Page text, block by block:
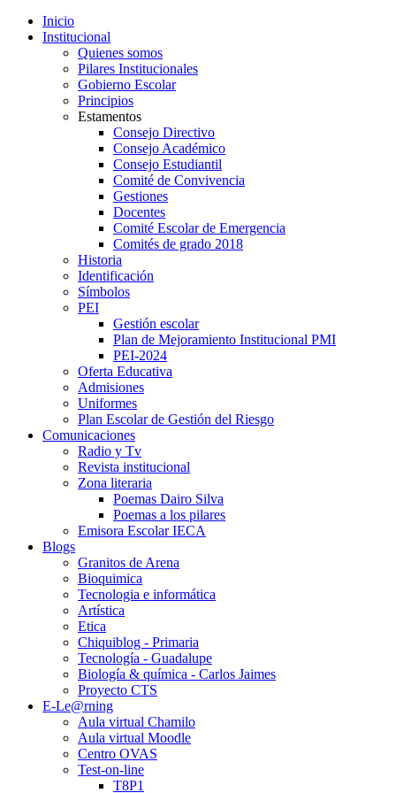
Inicio
Institucional
Quienes somos
Pilares Institucionales
Gobierno Escolar
Principios
Estamentos
Consejo Directivo
Consejo Académico
Consejo Estudiantil
Comité de Convivencia
Gestiones
Docentes
Comité Escolar de Emergencia
Comités de grado 2018
Historia
Identificación
Símbolos
PEI
Gestión escolar
Plan de Mejoramiento Institucional PMI
PEI-2024
Oferta Educativa
Admisiones
Uniformes
Plan Escolar de Gestión del Riesgo
Comunicaciones
Radio y Tv
Revista institucional
Zona literaria
Poemas Dairo Silva
Poemas a los pilares
Emisora Escolar IECA
Blogs
Granitos de Arena
Bioquimica
Tecnologia e informática
Artística
Etica
Chiquiblog - Primaria
Tecnología - Guadalupe
Biología & química - Carlos Jaimes
Proyecto CTS
E-Le@rning
Aula virtual Chamilo
Aula virtual Moodle
Centro OVAS
Test-on-line
T8P1